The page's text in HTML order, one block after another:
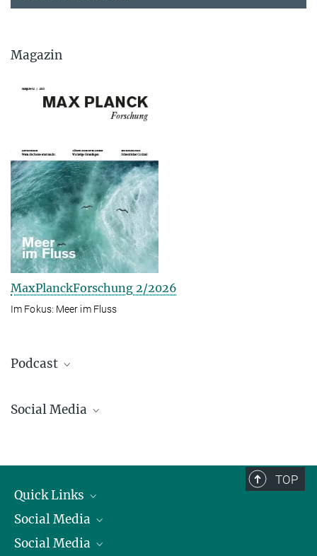
Magazin
MaxPlanckForschung 2/2026
Im Fokus: Meer im Fluss
Podcast
Social Media
Mastodon
TikTok
Youtube
TOP
Quick Links
Präsident
Zahlen und Fakten
Social Media
Bluesky
Social Media